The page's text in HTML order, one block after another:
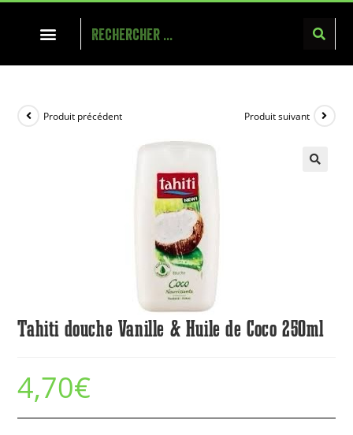
Produit précédent Produit suivant
Tahiti douche Vanille & Huile de Coco 250ml
4,70€